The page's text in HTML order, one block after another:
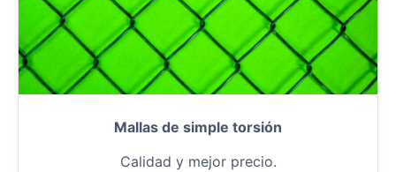
Mallas de simple torsión
Calidad y mejor precio.